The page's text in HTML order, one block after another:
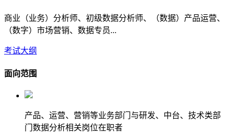
商业（业务）分析师、初级数据分析师、（数据）产品运营、
（数字）市场营销、数据专员...
考试大纲
面向范围
产品、运营、营销等业务部门与研发、中台、技术类部
门数据分析相关岗位在职者